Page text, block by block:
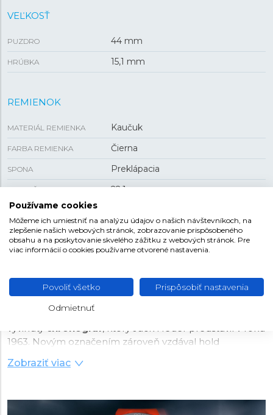
VEĽKOSŤ
PUZDRO 44 mm
HRÚBKA 15,1 mm
REMIENOK
MATERIÁL REMIENKA Kaučuk
FARBA REMIENKA Čierna
SPONA Preklápacia
ROZTEČ 22,1 mm
TAG HEUER CARRERA
ako výraz pre preteky, tak aj kariéru, odkazuje teda na
profesionálne pretekanie
odkazuje na prvý pre motoristické preteky špecificky
vyvinutý chronograf, ktorý Jack Heuer predstavil v roku
1963. Novým označením zároveň vzdával hold
konal v rokoch 1950 – 1955 a podľa ktorého získali
životu vrátili v roku 1988 a značka TAG Heuer je od roku
Zobraziť viac
Používame cookies
Môžeme ich umiestniť na analýzu údajov o našich návštevníkoch, na
zlepšenie našich webových stránok, zobrazovanie prispôsobeného
obsahu a na poskytovanie skvelého zážitku z webových stránok. Pre
viac informácií o cookies používame otvorené nastavenia.
Povoliť všetko Prispôsobiť nastavenia
Odmietnuť